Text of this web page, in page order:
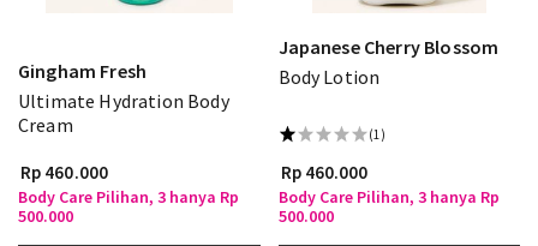
Gingham Fresh
Ultimate Hydration Body
Cream
Rp 460.000
Body Care Pilihan, 3 hanya Rp
500.000
Japanese Cherry Blossom
Body Lotion
(1)
Rp 460.000
Body Care Pilihan, 3 hanya Rp
500.000